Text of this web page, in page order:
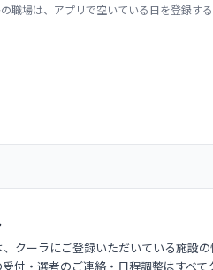
職場は、アプリで空いている日を登録する
クーラにご登録いただいている施設
受付・選考のご連絡・日程調整はすべ